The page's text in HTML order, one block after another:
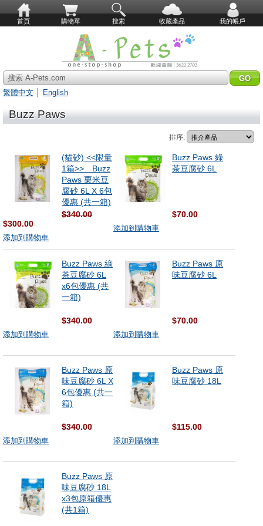
首頁 購物單 搜索 收藏產品 我的帳戶
搜索 A-Pets.com
繁體中文
English
Buzz Paws
排序:
(貓砂) <<限量
1箱>> Buzz
Paws 栗米豆
腐砂 6L X 6包
優惠 (共一箱)
$340.00
$300.00
添加到購物車
Buzz Paws 綠
茶豆腐砂 6L
$70.00
添加到購物車
Buzz Paws 綠
茶豆腐砂 6L
x6包優惠 (共
一箱)
$340.00
添加到購物車
Buzz Paws 原
味豆腐砂 6L
$70.00
添加到購物車
Buzz Paws 原
味豆腐砂 6L X
6包優惠 (共一
箱)
$340.00
添加到購物車
Buzz Paws 原
味豆腐砂 18L
$115.00
添加到購物車
Buzz Paws 原
味豆腐砂 18L
x3包原箱優惠
(共1箱)